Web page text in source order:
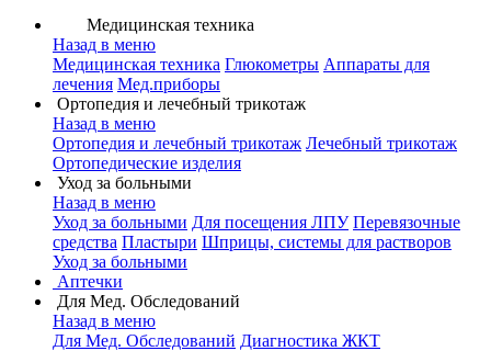
Медицинская техника
Назад в меню
Медицинская техника Глюкометры Аппараты для
лечения Мед.приборы
Ортопедия и лечебный трикотаж
Назад в меню
Ортопедия и лечебный трикотаж Лечебный трикотаж
Ортопедические изделия
Уход за больными
Назад в меню
Уход за больными Для посещения ЛПУ Перевязочные
средства Пластыри Шприцы, системы для растворов
Уход за больными
Аптечки
Для Мед. Обследований
Назад в меню
Для Мед. Обследований Диагностика ЖКТ